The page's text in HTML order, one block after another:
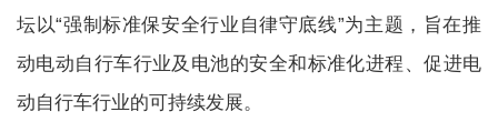
坛以“强制标准保安全行业自律守底线”为主题，旨在推
动电动自行车行业及电池的安全和标准化进程、促进电
动自行车行业的可持续发展。